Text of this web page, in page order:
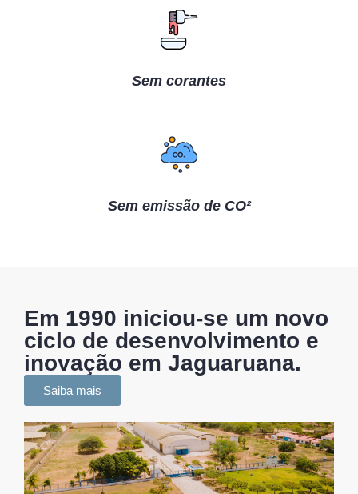
Sem corantes
Sem emissão de CO²
Em 1990 iniciou-se um novo
ciclo de desenvolvimento e
inovação em Jaguaruana.
Saiba mais